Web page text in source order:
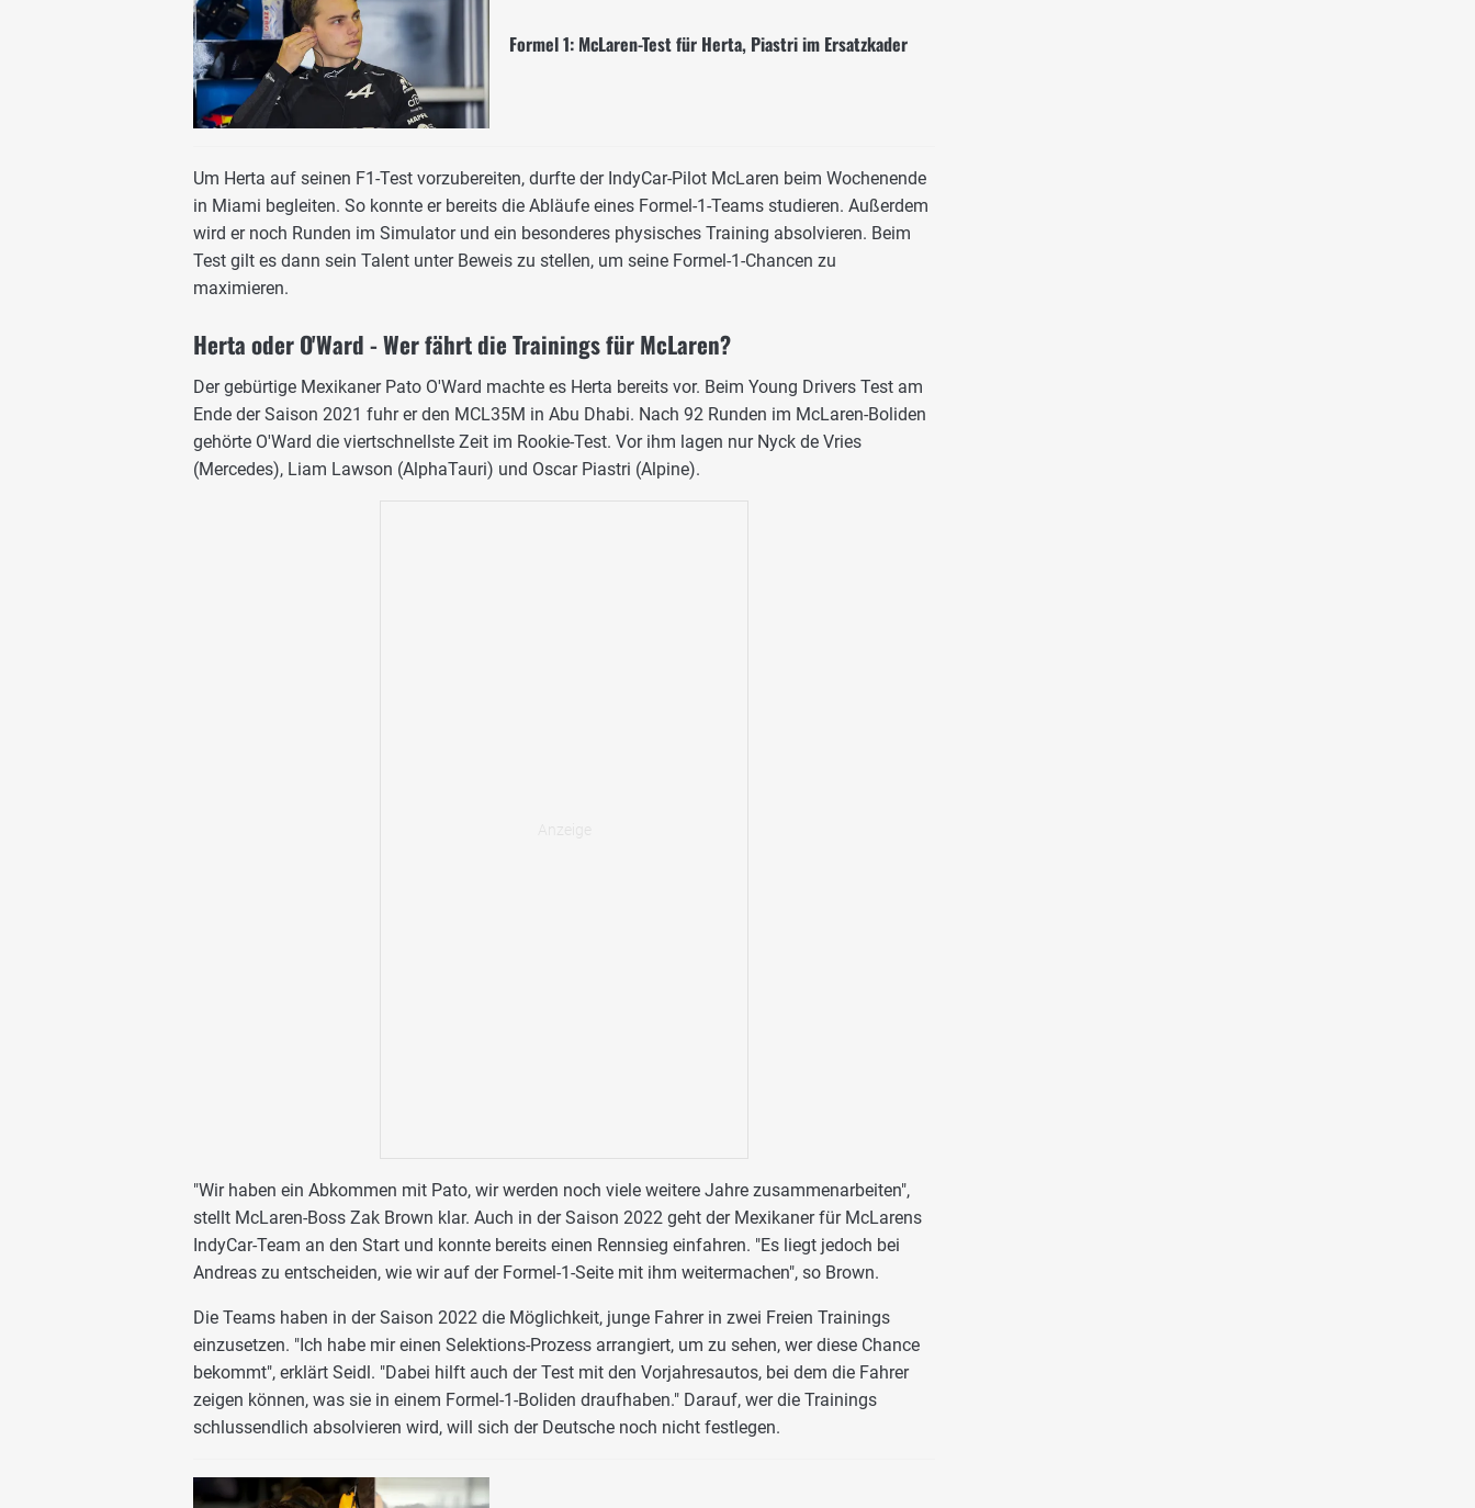
Formel 1: McLaren-Test für Herta, Piastri im Ersatzkader
Um Herta auf seinen F1-Test vorzubereiten, durfte der IndyCar-Pilot McLaren beim Wochenende
in Miami begleiten. So konnte er bereits die Abläufe eines Formel-1-Teams studieren. Außerdem
wird er noch Runden im Simulator und ein besonderes physisches Training absolvieren. Beim
Test gilt es dann sein Talent unter Beweis zu stellen, um seine Formel-1-Chancen zu
maximieren.
Herta oder O'Ward - Wer fährt die Trainings für McLaren?
Der gebürtige Mexikaner Pato O'Ward machte es Herta bereits vor. Beim Young Drivers Test am
Ende der Saison 2021 fuhr er den MCL35M in Abu Dhabi. Nach 92 Runden im McLaren-Boliden
gehörte O'Ward die viertschnellste Zeit im Rookie-Test. Vor ihm lagen nur Nyck de Vries
(Mercedes), Liam Lawson (AlphaTauri) und Oscar Piastri (Alpine).
"Wir haben ein Abkommen mit Pato, wir werden noch viele weitere Jahre zusammenarbeiten",
stellt McLaren-Boss Zak Brown klar. Auch in der Saison 2022 geht der Mexikaner für McLarens
IndyCar-Team an den Start und konnte bereits einen Rennsieg einfahren. "Es liegt jedoch bei
Andreas zu entscheiden, wie wir auf der Formel-1-Seite mit ihm weitermachen", so Brown.
Die Teams haben in der Saison 2022 die Möglichkeit, junge Fahrer in zwei Freien Trainings
einzusetzen. "Ich habe mir einen Selektions-Prozess arrangiert, um zu sehen, wer diese Chance
bekommt", erklärt Seidl. "Dabei hilft auch der Test mit den Vorjahresautos, bei dem die Fahrer
zeigen können, was sie in einem Formel-1-Boliden draufhaben." Darauf, wer die Trainings
schlussendlich absolvieren wird, will sich der Deutsche noch nicht festlegen.